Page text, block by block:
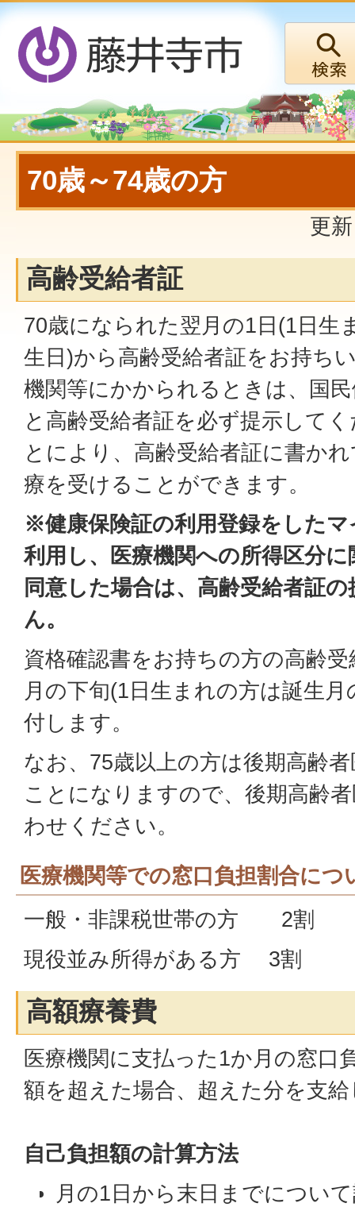
70歳～74歳の方
更
高齢受給者証
70歳になられた翌月の1日(1日生
生日)から高齢受給者証をお持ち
機関等にかかられるときは、国
と高齢受給者証を必ず提示して
とにより、高齢受給者証に書か
療を受けることができます。
※健康保険証の利用登録をした
利用し、医療機関への所得区分
同意した場合は、高齢受給者証
ん。
資格確認書をお持ちの方の高齢
月の下旬(1日生まれの方は誕生
付します。
なお、75歳以上の方は後期高齢
ことになりますので、後期高齢
わせください。
医療機関等での窓口負担割合につ
一般・非課税世帯の方 2割
現役並み所得がある方 3割
高額療養費
医療機関に支払った1か月の窓口
額を超えた場合、超えた分を支
自己負担額の計算方法
月の1日から末日までについ